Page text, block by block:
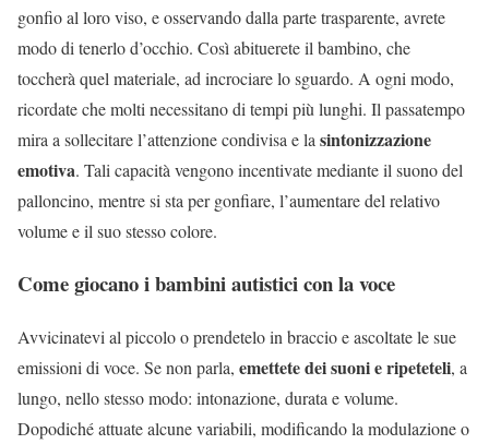
gonfio al loro viso, e osservando dalla parte trasparente, avrete
modo di tenerlo d’occhio. Così abituerete il bambino, che
toccherà quel materiale, ad incrociare lo sguardo. A ogni modo,
ricordate che molti necessitano di tempi più lunghi. Il passatempo
mira a sollecitare l’attenzione condivisa e la sintonizzazione
emotiva. Tali capacità vengono incentivate mediante il suono del
palloncino, mentre si sta per gonfiare, l’aumentare del relativo
volume e il suo stesso colore.
Come giocano i bambini autistici con la voce
Avvicinatevi al piccolo o prendetelo in braccio e ascoltate le sue
emissioni di voce. Se non parla, emettete dei suoni e ripeteteli, a
lungo, nello stesso modo: intonazione, durata e volume.
Dopodiché attuate alcune variabili, modificando la modulazione o